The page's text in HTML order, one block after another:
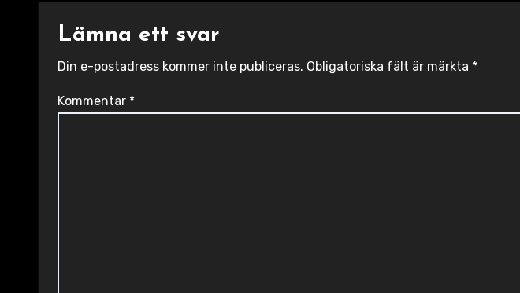
Lämna ett svar
Din e-postadress kommer inte publiceras. Obligatoriska fält är märkta *
Kommentar *